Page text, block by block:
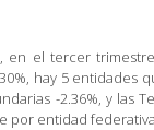
, en el tercer
hay 5 entidades
-2.36%, y las
entidad